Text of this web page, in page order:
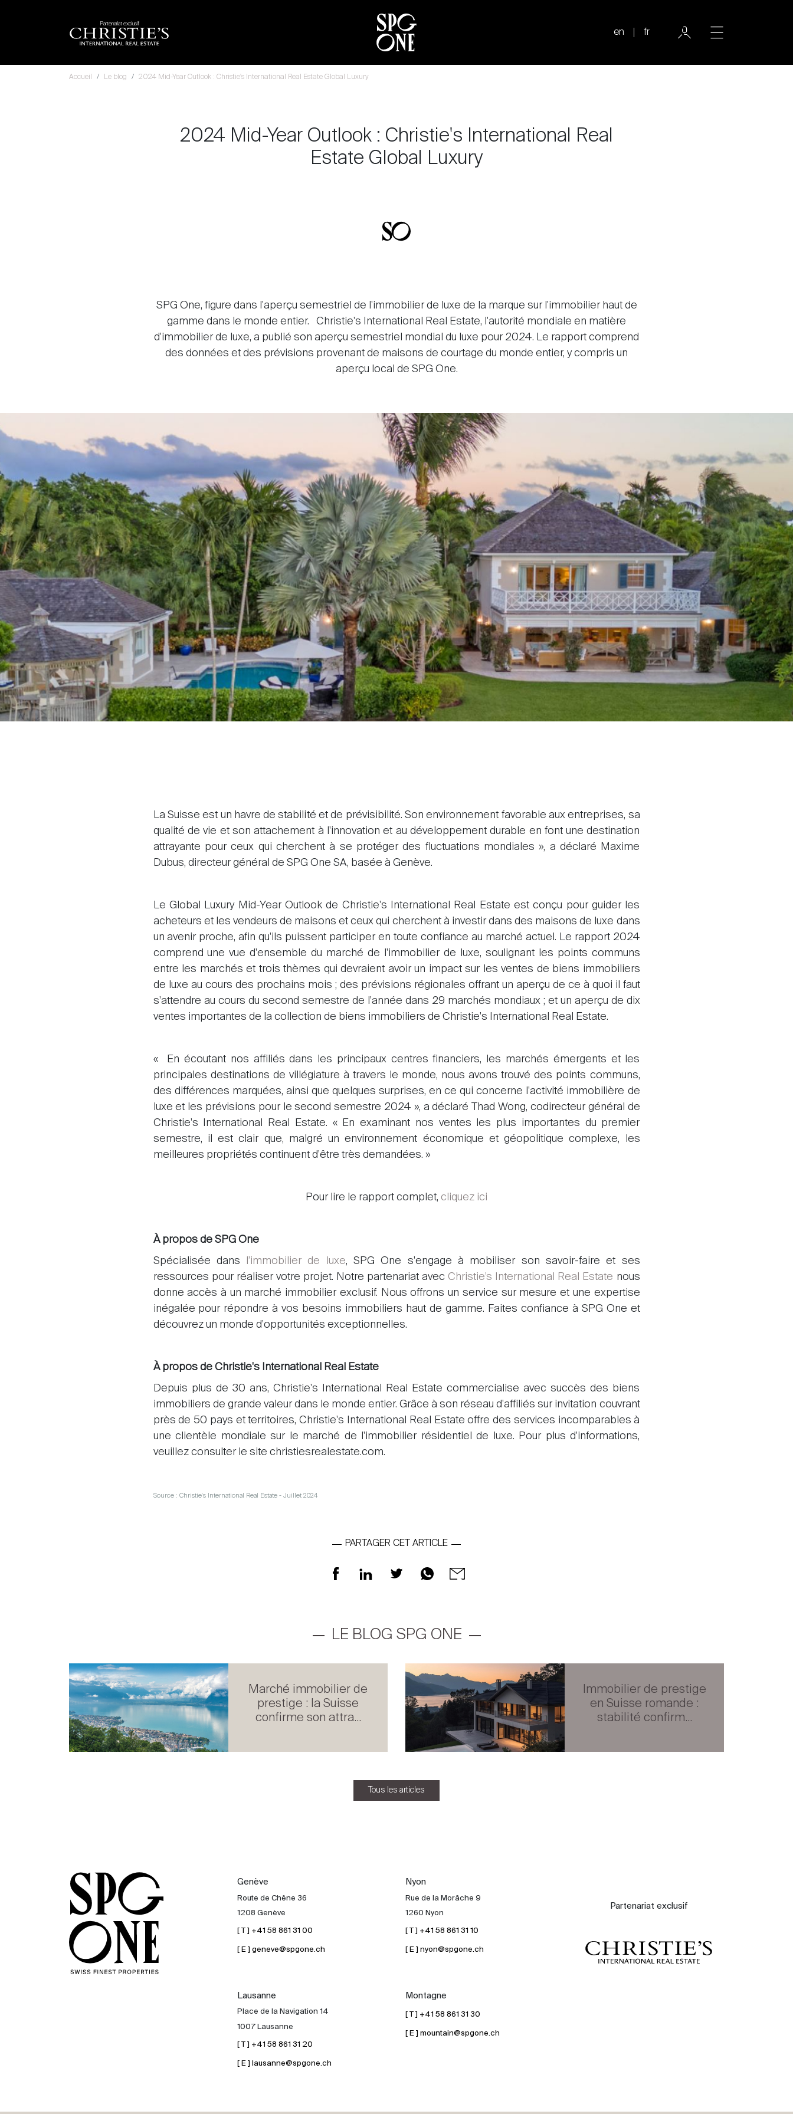
Partenariat exclusif
en fr
International
Nos experts
Accueil Le blog 2024 Mid-Year Outlook : Christie's International Real Estate Global Luxury
2024 Mid-Year Outlook : Christie's International Real
Estate Global Luxury
SPG One, figure dans l'aperçu semestriel de l'immobilier de luxe de la marque sur l'immobilier haut de
gamme dans le monde entier. Christie's International Real Estate, l'autorité mondiale en matière
d'immobilier de luxe, a publié son aperçu semestriel mondial du luxe pour 2024. Le rapport comprend
des données et des prévisions provenant de maisons de courtage du monde entier, y compris un
aperçu local de SPG One.
La Suisse est un havre de stabilité et de prévisibilité. Son environnement favorable aux entreprises, sa
qualité de vie et son attachement à l'innovation et au développement durable en font une destination
attrayante pour ceux qui cherchent à se protéger des fluctuations mondiales », a déclaré Maxime
Dubus, directeur général de SPG One SA, basée à Genève.
Le Global Luxury Mid-Year Outlook de Christie's International Real Estate est conçu pour guider les
acheteurs et les vendeurs de maisons et ceux qui cherchent à investir dans des maisons de luxe dans
un avenir proche, afin qu'ils puissent participer en toute confiance au marché actuel. Le rapport 2024
comprend une vue d'ensemble du marché de l'immobilier de luxe, soulignant les points communs
entre les marchés et trois thèmes qui devraient avoir un impact sur les ventes de biens immobiliers
de luxe au cours des prochains mois ; des prévisions régionales offrant un aperçu de ce à quoi il faut
s'attendre au cours du second semestre de l'année dans 29 marchés mondiaux ; et un aperçu de dix
ventes importantes de la collection de biens immobiliers de Christie's International Real Estate.
« En écoutant nos affiliés dans les principaux centres financiers, les marchés émergents et les
principales destinations de villégiature à travers le monde, nous avons trouvé des points communs,
des différences marquées, ainsi que quelques surprises, en ce qui concerne l'activité immobilière de
luxe et les prévisions pour le second semestre 2024 », a déclaré Thad Wong, codirecteur général de
Christie's International Real Estate. « En examinant nos ventes les plus importantes du premier
semestre, il est clair que, malgré un environnement économique et géopolitique complexe, les
meilleures propriétés continuent d'être très demandées. »
Pour lire le rapport complet, cliquez ici
À propos de SPG One
Spécialisée dans
l’immobilier de luxe, SPG One s'engage à mobiliser son savoir-faire et ses
ressources pour réaliser votre projet. Notre partenariat avec Christie’s International Real Estate nous
donne accès à un marché immobilier exclusif. Nous offrons un service sur mesure et une expertise
inégalée pour répondre à vos besoins immobiliers haut de gamme. Faites confiance à SPG One et
découvrez un monde d'opportunités exceptionnelles.
À propos de Christie's International Real Estate
Depuis plus de 30 ans, Christie's International Real Estate commercialise avec succès des biens
immobiliers de grande valeur dans le monde entier. Grâce à son réseau d'affiliés sur invitation couvrant
près de 50 pays et territoires, Christie's International Real Estate offre des services incomparables à
une clientèle mondiale sur le marché de l'immobilier résidentiel de luxe. Pour plus d'informations,
veuillez consulter le site christiesrealestate.com.
Source : Christie's International Real Estate - Juillet 2024
PARTAGER CET ARTICLE
LE BLOG SPG ONE
Marché immobilier de
prestige : la Suisse
confirme son attra...
Immobilier de prestige
en Suisse romande :
stabilité confirm...
Tous les articles
Genève
Route de Chêne 36
1208 Genève
[ T ] +41 58 861 31 00
[ E ] geneve@spgone.ch
Nyon
Rue de la Morâche 9
1260 Nyon
[ T ] +41 58 861 31 10
[ E ] nyon@spgone.ch
Lausanne
Place de la Navigation 14
1007 Lausanne
[ T ] +41 58 861 31 20
[ E ] lausanne@spgone.ch
Montagne
[ T ] +41 58 861 31 30
[ E ] mountain@spgone.ch
Partenariat exclusif